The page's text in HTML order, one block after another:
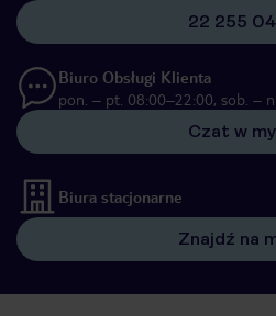
22 255
Biuro Obsługi Klienta
pon. – pt. 08:00–22:00, sob. –
Czat w
Biura stacjonarne
Znajdź na